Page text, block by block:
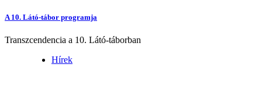
A 10. Látó-tábor programja
Transzcendencia a 10. Látó-táborban
Hírek